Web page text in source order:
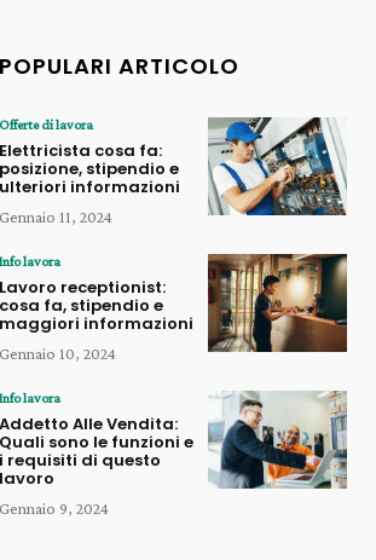
POPULARI ARTICOLO
Offerte di lavora
Elettricista cosa fa:
posizione, stipendio e
ulteriori informazioni
Gennaio 11, 2024
Info lavora
Lavoro receptionist:
cosa fa, stipendio e
maggiori informazioni
Gennaio 10, 2024
Info lavora
Addetto Alle Vendita:
Quali sono le funzioni e
i requisiti di questo
lavoro
Gennaio 9, 2024